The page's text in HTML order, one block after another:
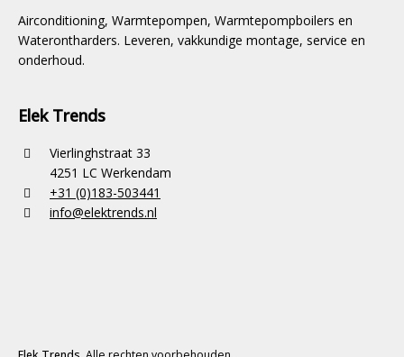
Airconditioning, Warmtepompen, Warmtepompboilers en
Waterontharders. Leveren, vakkundige montage, service en
onderhoud.
Elek Trends
Vierlinghstraat 33
4251 LC Werkendam
+31 (0)183-503441
info@elektrends.nl